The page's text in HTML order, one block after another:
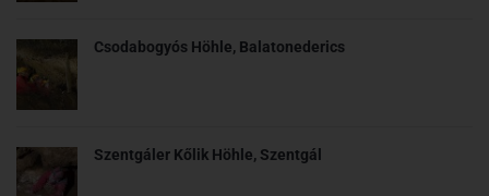
Csodabogyós Höhle, Balatonederics
Szentgáler Kőlik Höhle, Szentgál